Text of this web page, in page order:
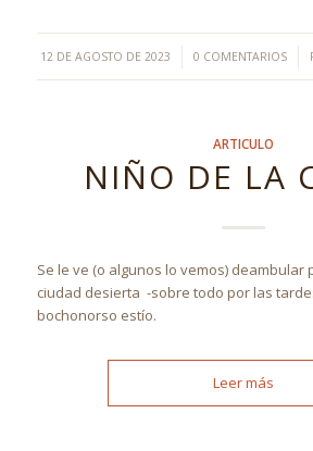
12 DE AGOSTO DE 2023
/ 0 COMENTARIOS
/
ARTICULO
NIÑO DE LA
Se le ve (o algunos lo vemos) deambular
ciudad desierta -sobre todo por las
bochonorso estío.
Leer más